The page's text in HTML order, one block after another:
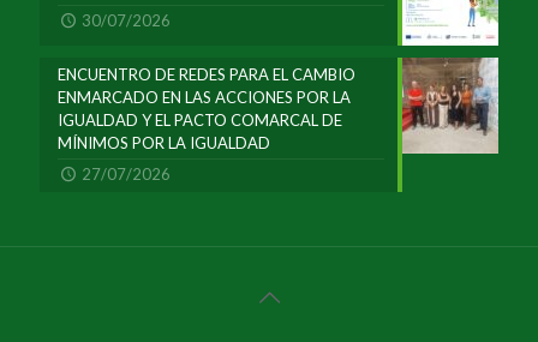
30/07/2026
ENCUENTRO DE REDES PARA EL CAMBIO
ENMARCADO EN LAS ACCIONES POR LA
IGUALDAD Y EL PACTO COMARCAL DE
MÍNIMOS POR LA IGUALDAD
27/07/2026